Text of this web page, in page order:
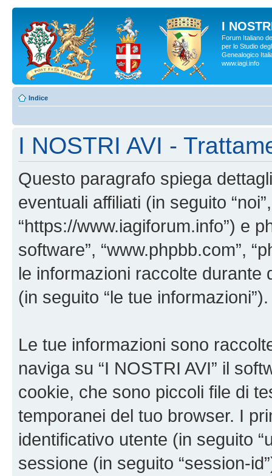
I
Forum Italiano
per lo Studio
Genealogico
www.iagi.info
Indice
I NOSTRI AVI -
Questo paragrafo spiega
eventuali affiliati (in seguito
“https://www.iagiforum.info”) e
software”, “www.phpbb.com”,
le informazioni raccolte durante
(in seguito “le tue informazioni”).
Le tue informazioni sono
naviga su “I NOSTRI AVI” il
cookie, che sono piccoli file di
temporanei del tuo browser. I
identificativo utente (in seguito
sessione (in seguito “session-